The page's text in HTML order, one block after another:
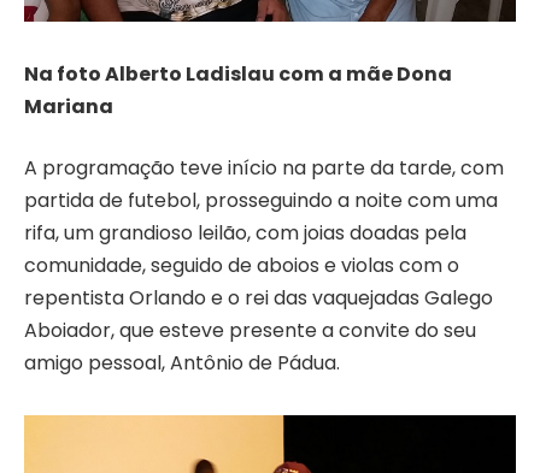
Na foto Alberto Ladislau com a mãe Dona
Mariana
A programação teve início na parte da tarde, com
partida de futebol, prosseguindo a noite com uma
rifa, um grandioso leilão, com joias doadas pela
comunidade, seguido de aboios e violas com o
repentista Orlando e o rei das vaquejadas Galego
Aboiador, que esteve presente a convite do seu
amigo pessoal, Antônio de Pádua.